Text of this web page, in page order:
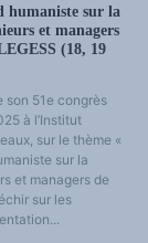
humaniste sur la
et managers
(18, 19
son 51e congrès
à l’Institut
sur le thème «
sur la
et managers de
sur les